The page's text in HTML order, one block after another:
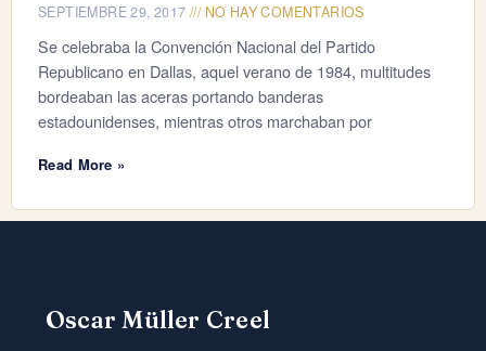
SEPTIEMBRE 29, 2017 NO HAY COMENTARIOS
Se celebraba la Convención Nacional del Partido
Republicano en Dallas, aquel verano de 1984, multitudes
bordeaban las aceras portando banderas
estadounidenses, mientras otros marchaban por
Read More »
Oscar Müller Creel